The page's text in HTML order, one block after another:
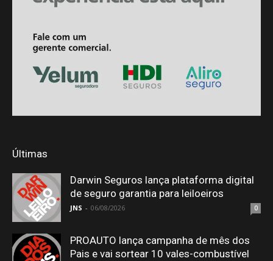
Últimas
Darwin Seguros lança plataforma digital
de seguro garantia para leiloeiros
JNS - 06/08/2026 0
PROAUTO lança campanha de mês dos
Pais e vai sortear 10 vales-combustível